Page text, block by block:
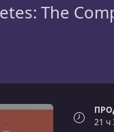
The
21 ч